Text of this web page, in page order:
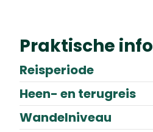
Praktische info
Reisperiode
Heen- en terugreis
Wandelniveau